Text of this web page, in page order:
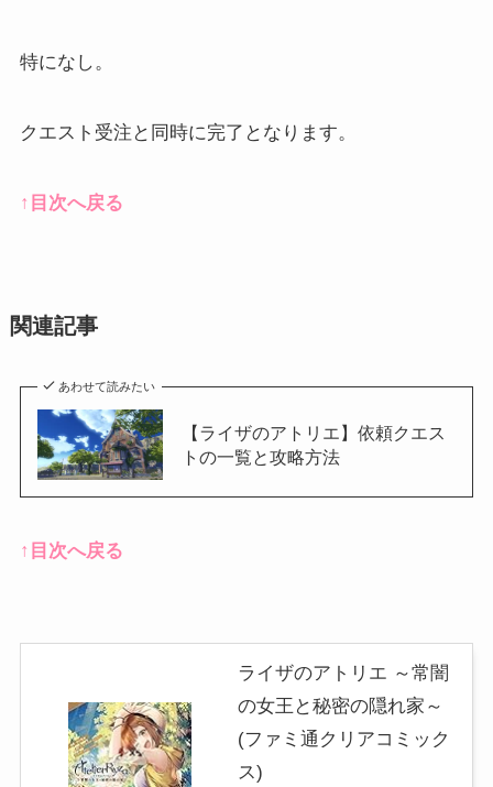
特になし。
クエスト受注と同時に完了となります。
↑目次へ戻る
関連記事
あわせて読みたい
【ライザのアトリエ】依頼クエス
トの一覧と攻略方法
↑目次へ戻る
ライザのアトリエ ～常闇
の女王と秘密の隠れ家～
(ファミ通クリアコミック
ス)